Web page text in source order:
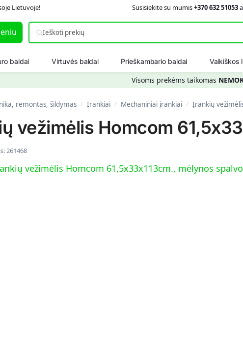
Lietuvoje! Susisiekite su mumis+370 632 51053
baldai Virtuvės baldai Prieškambario baldai Vaikiškos
Visoms prekėms taikomas
remontas, šildymas / Įrankiai / Mechaniniai įrankiai / Įrankių
vežimėlis Homcom
261468